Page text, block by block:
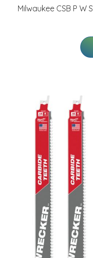
Milwaukee CSB P W